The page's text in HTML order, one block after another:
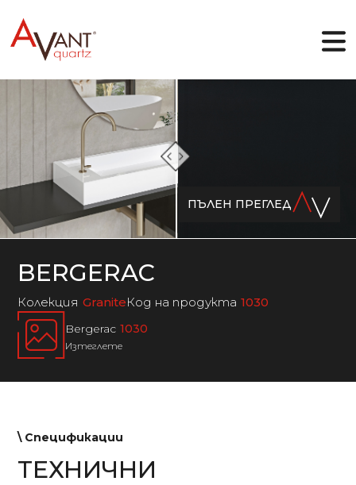
Защо Avant Quartz
Колекции
Онлайн дизайнер
Галерия
Блог
Контакти
ПЪЛЕН ПРЕГЛЕД
BERGERAC
Колекция GraniteКод на продукта 1030
Bergerac 1030
Изтеглете
\ Спецификации
ТЕХНИЧНИ